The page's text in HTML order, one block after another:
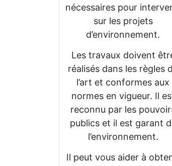
nécessaires pour
sur les projets
d’environnement.
Les travaux doivent
réalisés dans les règles
l’art et conformes aux
normes en vigueur. Il
reconnu par les
publics et il est garant
l’environnement.
Il peut vous aider à